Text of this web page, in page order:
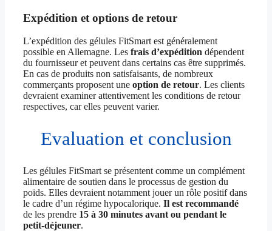
Expédition et options de retour
L’expédition des gélules FitSmart est généralement
possible en Allemagne. Les frais d’expédition dépendent
du fournisseur et peuvent dans certains cas être supprimés.
En cas de produits non satisfaisants, de nombreux
commerçants proposent une option de retour. Les clients
devraient examiner attentivement les conditions de retour
respectives, car elles peuvent varier.
Evaluation et conclusion
Les gélules FitSmart se présentent comme un complément
alimentaire de soutien dans le processus de gestion du
poids. Elles devraient notamment jouer un rôle positif dans
le cadre d’un régime hypocalorique. Il est recommandé
de les prendre 15 à 30 minutes avant ou pendant le
petit-déjeuner.